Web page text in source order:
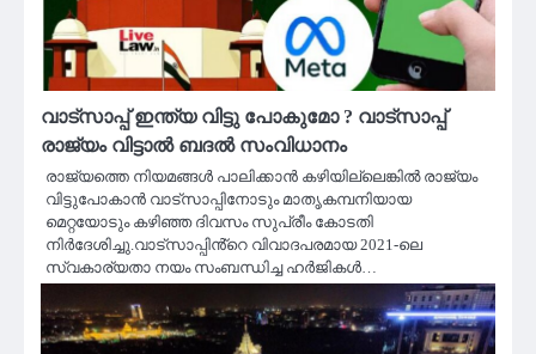
വാട്സാപ്പ് ഇന്ത്യ വിട്ടു പോകുമോ ? വാട്സാപ്പ്
രാജ്യം വിട്ടാൽ ബദൽ സംവിധാനം
രാജ്യത്തെ നിയമങ്ങൾ പാലിക്കാൻ കഴിയില്ലെങ്കിൽ രാജ്യം
വിട്ടുപോകാൻ വാട്സാപ്പിനോടും മാതൃകമ്പനിയായ
മെറ്റയോടും കഴിഞ്ഞ ദിവസം സുപ്രീം കോടതി
നിർദേശിച്ചു.വാട്സാപ്പിൻ്റെ വിവാദപരമായ 2021-ലെ
സ്വകാര്യതാ നയം സംബന്ധിച്ച ഹർജികൾ…